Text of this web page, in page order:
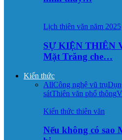
Lịch thiên văn năm 2025
SỰ KIỆN THIÊN
Mặt Trăng che…
Kiến thức
AllCông nghệ vũ trụ
sátThiên văn phổ thông
Kiến thức thiên văn
Nếu không có sao